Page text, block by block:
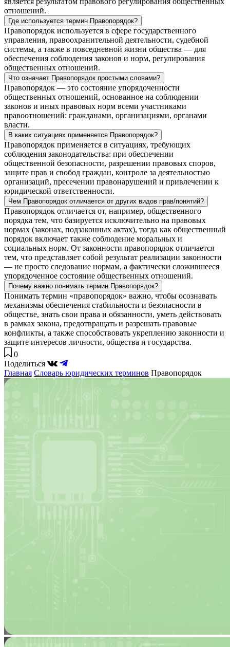
отношений.
Где используется термин Правопорядок?
Правопорядок используется в сфере государственного
управления, правоохранительной деятельности, судебной
системы, а также в повседневной жизни общества — для
обеспечения соблюдения законов и норм, регулирования
общественных отношений.
Что означает Правопорядок простыми словами?
Правопорядок — это состояние упорядоченности
общественных отношений, основанное на соблюдении
законов и иных правовых норм всеми участниками
правоотношений: гражданами, организациями, органами
власти.
В каких ситуациях применяется Правопорядок?
Правопорядок применяется в ситуациях, требующих
соблюдения законодательства: при обеспечении
общественной безопасности, разрешении правовых споров,
защите прав и свобод граждан, контроле за деятельностью
организаций, пресечении правонарушений и привлечении к
юридической ответственности.
Чем Правопорядок отличается от других видов прав/понятий?
Правопорядок отличается от, например, общественного
порядка тем, что базируется исключительно на правовых
нормах (законах, подзаконных актах), тогда как общественный
порядок включает также соблюдение моральных и
социальных норм. От законности правопорядок отличается
тем, что представляет собой результат реализации законности
— не просто следование нормам, а фактически сложившееся
упорядоченное состояние общественных отношений.
Почему важно понимать термин Правопорядок?
Понимать термин «правопорядок» важно, чтобы осознавать
механизмы обеспечения стабильности и безопасности в
обществе, знать свои права и обязанности, уметь действовать
в рамках закона, предотвращать и разрешать правовые
конфликты, а также способствовать укреплению законности и
защите интересов личности, общества и государства.
0
Поделиться
Главная Словарь юридических терминов Правопорядок